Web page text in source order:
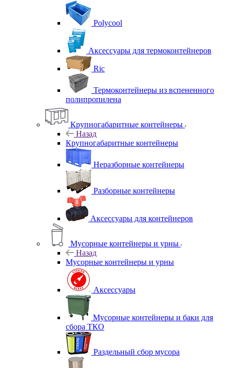
Polycool
Аксессуары для термоконтейнеров
Ric
Термоконтейнеры из вспененного
полипропилена
Крупногабаритные контейнеры
Назад
Крупногабаритные контейнеры
Неразборные контейнеры
Разборные контейнеры
Аксессуары для контейнеров
Мусорные контейнеры и урны
Назад
Мусорные контейнеры и урны
Аксессуары
Мусорные контейнеры и баки для
сбора ТКО
Раздельный сбор мусора